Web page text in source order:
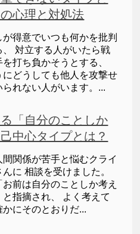
心理と対処法
が得意でいつも何かを批判
、 対立する人がいたら戦
を打ち負かそうとする、
にどうしても他人を攻撃せ
られない人がいます。...
「自分のことしか
中心タイプとは？
間関係が苦手と悩むクライ
に 相談を受けました。
お前は自分のことしか考え
と指摘され、 よく考えて
かにそのとおりだ...